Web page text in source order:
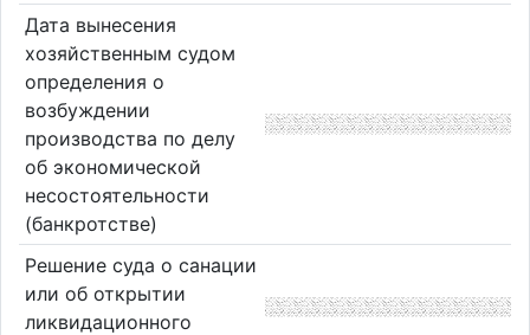
Дата вынесения
хозяйственным судом
определения о
возбуждении
производства по делу
об экономической
несостоятельности
(банкротстве)
Решение суда о санации
или об открытии
ликвидационного